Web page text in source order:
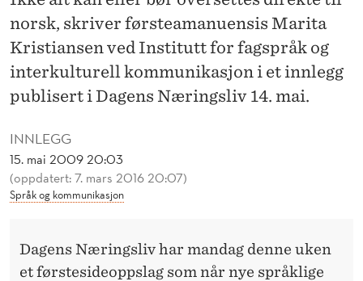
R
U
D
D
A
V
D
M
E
N
T
T
S
T
E
D
E
Ekspertutvalg
Om Bulletin
INNLEGG
15. mai 2009 20:03
(oppdatert: 7. mars 2016 20:07)
Språk og kommunikasjon
norsk, skriver førsteamanuensis Marita
Kristiansen ved Institutt for fagspråk og
interkulturell kommunikasjon i et innlegg
publisert i Dagens Næringsliv 14. mai.
Dagens Næringsliv har mandag denne uken
et førstesideoppslag som når nye språklige